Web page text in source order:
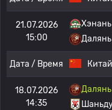
21.07.2026
15:00
Хэнань
Дата / Время
18.07.2026
14:35